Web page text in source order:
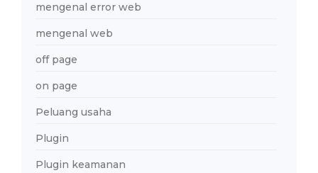
mengenal error web
mengenal web
off page
on page
Peluang usaha
Plugin
Plugin keamanan